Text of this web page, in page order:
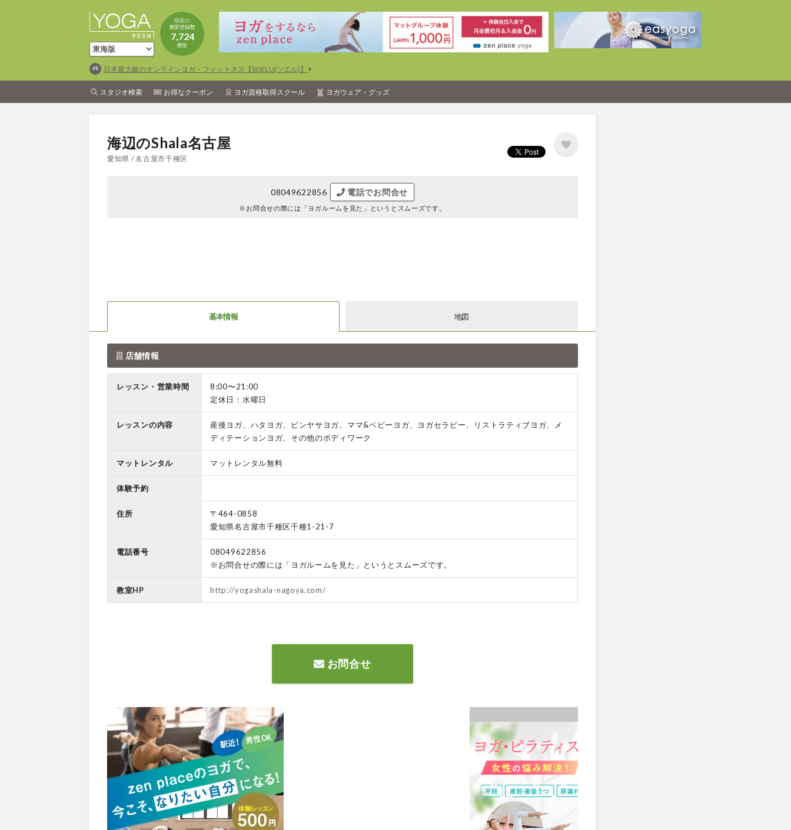
現在の
教室登録数
7,724
教室
日本最大級のオンラインヨガ・フィットネス【SOELU(ソエル)】
スタジオ検索 お得なクーポン ヨガ資格取得スクール ヨガウェア・グッズ
海辺のShala名古屋
愛知県 / 名古屋市千種区
08049622856 電話でお問合せ
※お問合せの際には 「ヨガルームを見た」というとスムーズです。
基本情報 地図
店舗情報
レッスン・営業時間
8:00〜21:00
定休日：水曜日
レッスンの内容
産後ヨガ、ハタヨガ、ビンヤサヨガ、ママ&ベビーヨガ、ヨガセラピー、リストラティブヨガ、メ
ディテーションヨガ、その他のボディワーク
マットレンタル マットレンタル無料
体験予約
住所
〒464-0858
愛知県名古屋市千種区千種1-21-7
電話番号
08049622856
※お問合せの際には「ヨガルームを見た」というとスムーズです。
教室HP http://yogashala-nagoya.com/
お問合せ